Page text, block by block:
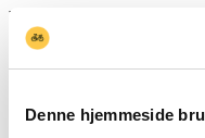
Denne hjemmeside
Præcis
BOA®
De toBOA® L6Z